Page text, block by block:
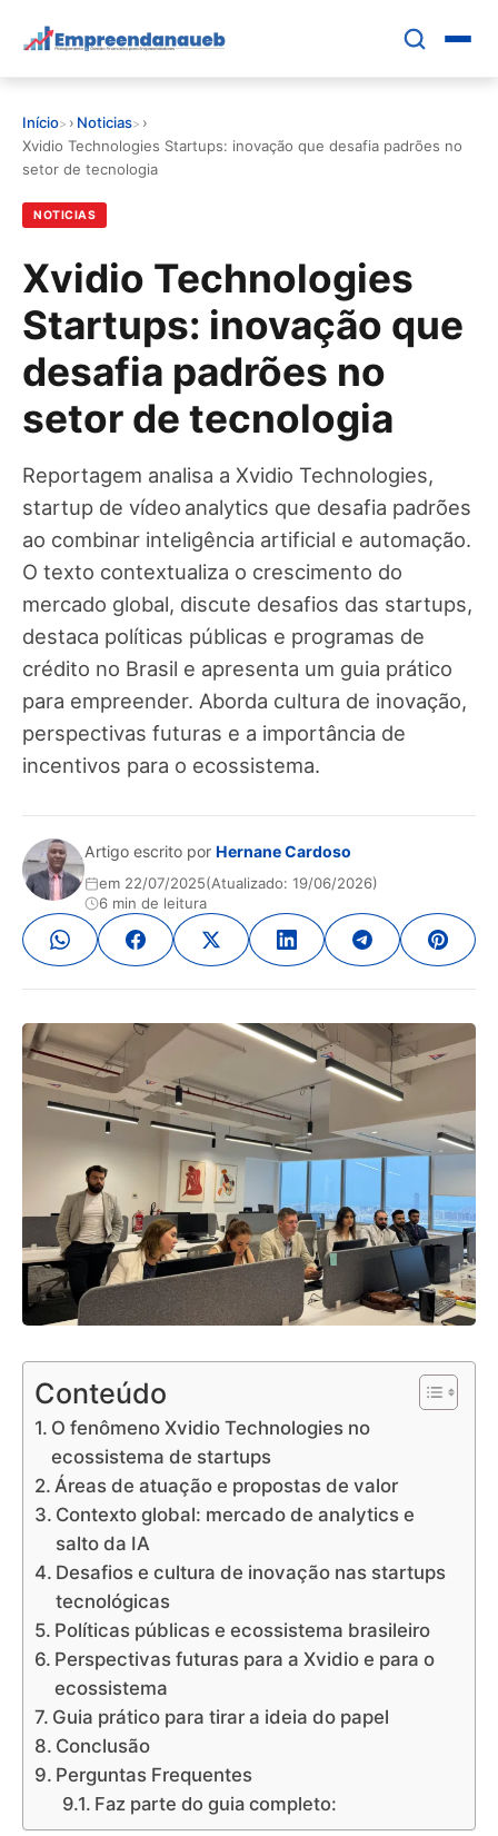
para
principal
EDUCAR E CRESCER
CONTROLE FINANCEIRO
FERRAMENTAS
GESTÃO FINANCEIRA
Início › Noticias
›
Xvidio Technologies Startups: inovação que desafia padrões no
setor de tecnologia
NOTICIAS
Xvidio Technologies
Startups: inovação que
desafia padrões no
setor de tecnologia
Reportagem analisa a Xvidio Technologies,
startup de vídeo analytics que desafia padrões
ao combinar inteligência artificial e automação.
O texto contextualiza o crescimento do
mercado global, discute desafios das startups,
destaca políticas públicas e programas de
crédito no Brasil e apresenta um guia prático
para empreender. Aborda cultura de inovação,
perspectivas futuras e a importância de
incentivos para o ecossistema.
Artigo escrito por Hernane Cardoso
em 22/07/2025(Atualizado: 19/06/2026)
6 min de leitura
Conteúdo
O fenômeno Xvidio Technologies no
ecossistema de startups
Áreas de atuação e propostas de valor
Contexto global: mercado de analytics e
salto da IA
Desafios e cultura de inovação nas startups
tecnológicas
Políticas públicas e ecossistema brasileiro
Perspectivas futuras para a Xvidio e para o
ecossistema
Guia prático para tirar a ideia do papel
Conclusão
Perguntas Frequentes
Faz parte do guia completo: